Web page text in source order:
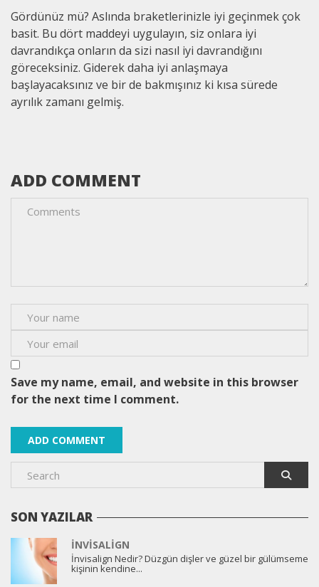
Gördünüz mü? Aslında braketlerinizle iyi geçinmek çok
basit. Bu dört maddeyi uygulayın, siz onlara iyi
davrandıkça onların da sizi nasıl iyi davrandığını
göreceksiniz. Giderek daha iyi anlaşmaya
başlayacaksınız ve bir de bakmışınız ki kısa sürede
ayrılık zamanı gelmiş.
ADD COMMENT
Save my name, email, and website in this browser
for the next time I comment.
SON YAZILAR
İNVISALIGN
İnvisalign Nedir? Düzgün dişler ve güzel bir gülümseme
kişinin kendine...